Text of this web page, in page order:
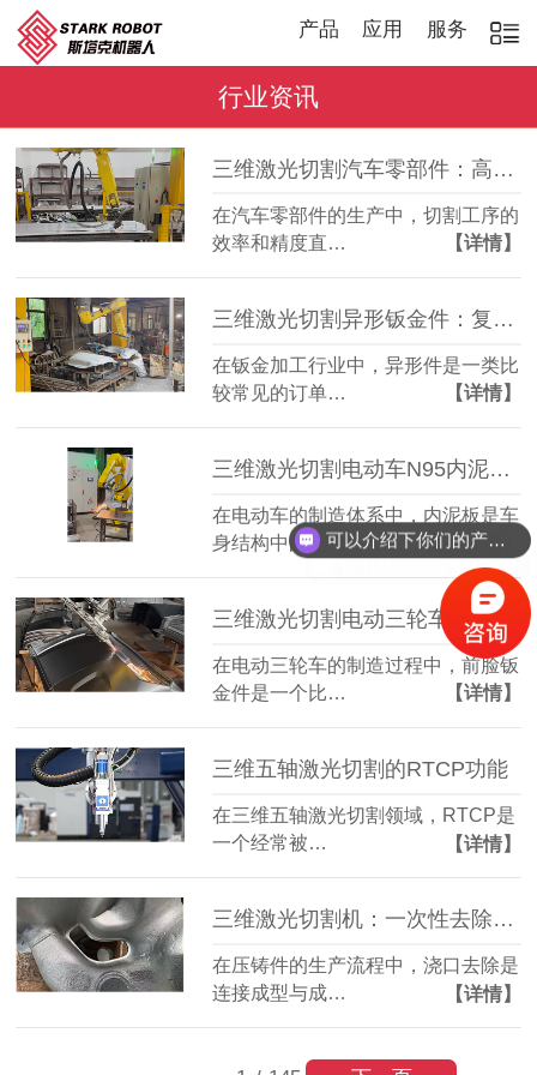
产品 应用 服务
行业资讯
三维激光切割汽车零部件：高效稳定，适配多品种加工
在汽车零部件的生产中，切割工序的
效率和精度直…
【详情】
三维激光切割异形钣金件：复杂轮廓一机成型
在钣金加工行业中，异形件是一类比
较常见的订单…
【详情】
三维激光切割电动车N95内泥板：复杂曲面准确成型
在电动车的制造体系中，内泥板是车
身结构中的一…
【详情】
三维激光切割电动三轮车前脸钣金件：造型复杂也能精准成型
在电动三轮车的制造过程中，前脸钣
金件是一个比…
【详情】
三维五轴激光切割的RTCP功能
在三维五轴激光切割领域，RTCP是
一个经常被…
【详情】
三维激光切割机：一次性去除压铸件浇口，简化后道工序
在压铸件的生产流程中，浇口去除是
连接成型与成…
【详情】
可以介绍下你们的产品么？
你们是怎么收费的呢？